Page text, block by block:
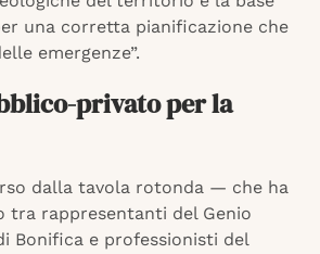
una corretta pianificazione che
emergenze”.
privato per la
dalla tavola rotonda — che ha
tra rappresentanti del Genio
Bonifica e professionisti del